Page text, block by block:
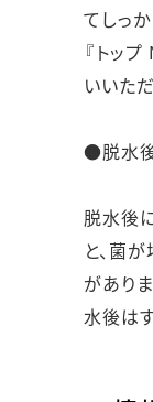
てしっか
『トッ
いいた
●脱水
脱水後
と、菌
があり
水後は